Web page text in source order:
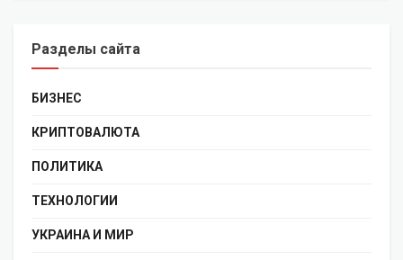
Разделы сайта
БИЗНЕС
КРИПТОВАЛЮТА
ПОЛИТИКА
ТЕХНОЛОГИИ
УКРАИНА И МИР